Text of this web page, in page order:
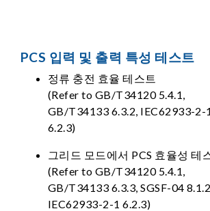
PCS 입력 및 출력 특성 테스트
정류 충전 효율 테스트
(Refer to GB/T34120 5.4.1,
GB/T34133 6.3.2, IEC62933-2-1
6.2.3)
그리드 모드에서 PCS 효율성 테
(Refer to GB/T34120 5.4.1,
GB/T34133 6.3.3, SGSF-04
IEC62933-2-1 6.2.3)